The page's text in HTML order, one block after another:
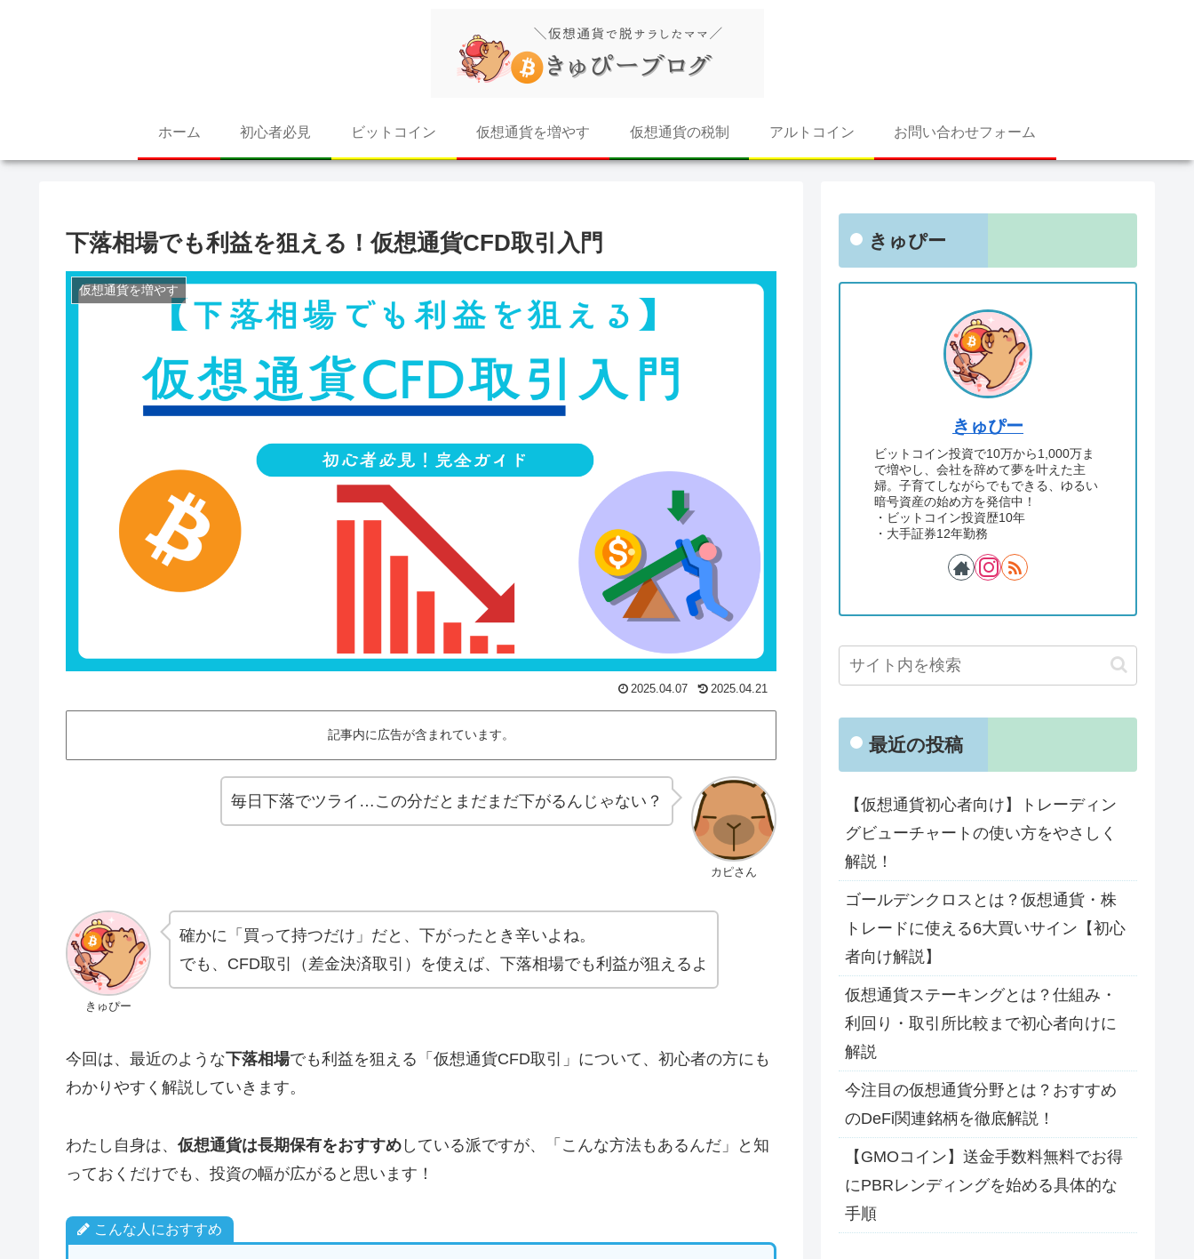
ホーム 初心者必見 ビットコイン 仮想通貨を増やす 仮想通貨の税制 アルトコイン お問い合わせフォーム
下落相場でも利益を狙える！仮想通貨CFD取引入門
仮想通貨を増やす
2025.04.07 2025.04.21
記事内に広告が含まれています。
カピさん
毎日下落でツライ…この分だとまだまだ下がるんじゃない？
きゅぴー
確かに「買って持つだけ」だと、下がったとき辛いよね。
でも、CFD取引（差金決済取引）を使えば、下落相場でも利益が狙えるよ
今回は、最近のような下落相場でも利益を狙える「仮想通貨CFD取引」について、初心者の方にも
わかりやすく解説していきます。
わたし自身は、 仮想通貨は長期保有をおすすめ している派ですが、「こんな方法もあるんだ」と知
っておくだけでも、投資の幅が広がると思います！
こんな人におすすめ
きゅぴー
きゅぴー
ビットコイン投資で10万から1,000万ま
で増やし、会社を辞めて夢を叶えた主
婦。子育てしながらでもできる、ゆるい
暗号資産の始め方を発信中！
・ビットコイン投資歴10年
・大手証券12年勤務
最近の投稿
【仮想通貨初心者向け】トレーディン
グビューチャートの使い方をやさしく
解説！
ゴールデンクロスとは？仮想通貨・株
トレードに使える6大買いサイン【初心
者向け解説】
仮想通貨ステーキングとは？仕組み・
利回り・取引所比較まで初心者向けに
解説
今注目の仮想通貨分野とは？おすすめ
のDeFi関連銘柄を徹底解説！
【GMOコイン】送金手数料無料でお得
にPBRレンディングを始める具体的な
手順